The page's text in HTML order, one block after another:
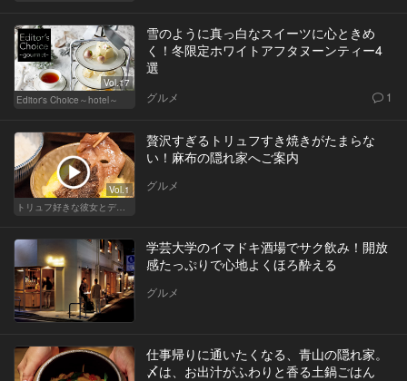
Vol.17
Editor's Choice～hotel～
雪のように真っ白なスイーツに心ときめ
く！冬限定ホワイトアフタヌーンティー4
選
グルメ 1
Vol.1
トリュフ好きな彼女とデートにおすすめ！東京の人気店
贅沢すぎるトリュフすき焼きがたまらな
い！麻布の隠れ家へご案内
グルメ
学芸大学のイマドキ酒場でサク飲み！開放
感たっぷりで心地よくほろ酔える
グルメ
仕事帰りに通いたくなる、青山の隠れ家。
〆は、お出汁がふわりと香る土鍋ごはん